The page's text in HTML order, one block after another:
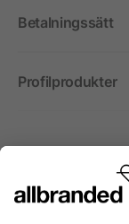
Betalningssätt
Profilprodukter